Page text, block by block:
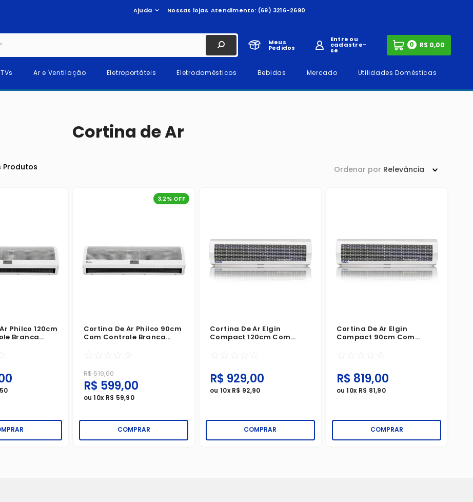
Ajuda Nossas lojas Atendimento: (69) 3216-2690
Meus
Pedidos
Entre ou
cadastre-
se
0
TVs Ar e Ventilação Eletroportáteis Eletrodomésticos Bebidas Mercado Utilidades Domésticas
Cortina de Ar
Ordenar por Relevância
Philco 120cm
Branca
Cortina De Ar Philco 90cm
Com Controle Branca
☆ ☆ ☆ ☆ ☆
R$619,00
R$ 599,00
3,2% OFF
ou10x R$ 59,90
COMPRAR
Cortina De Ar Elgin
Compact 120cm Com
☆ ☆ ☆ ☆ ☆
R$ 929,00
ou 10xR$ 92,90
COMPRAR
Cortina De Ar Elgin
Compact 90cm Com
☆ ☆ ☆ ☆ ☆
R$ 819,00
ou10x R$ 81,90
COMPRAR